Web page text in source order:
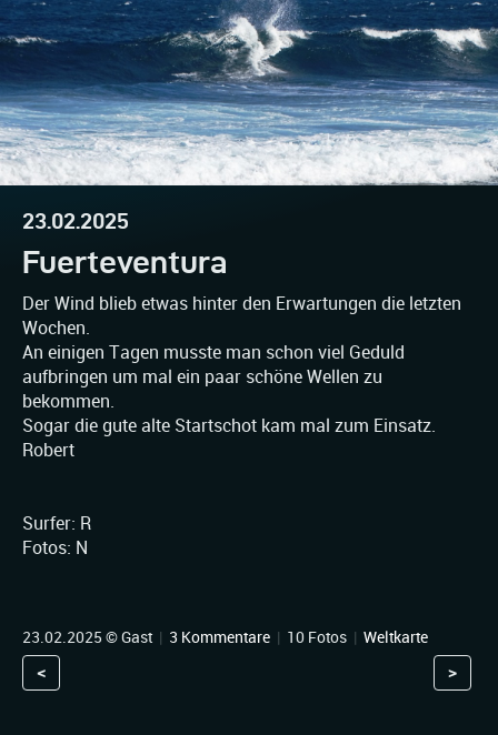
23.02.2025
Fuerteventura
Der Wind blieb etwas hinter den Erwartungen die letzten
Wochen.
An einigen Tagen musste man schon viel Geduld
aufbringen um mal ein paar schöne Wellen zu
bekommen.
Sogar die gute alte Startschot kam mal zum Einsatz.
Robert
Surfer: R
Fotos: N
23.02.2025 © Gast | 3 Kommentare | 10 Fotos | Weltkarte
< >